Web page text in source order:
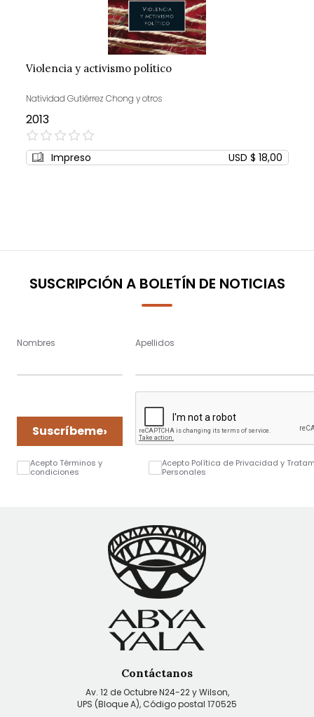
Violencia y activismo político
Natividad Gutiérrez Chong y otros
2013
0%
Impreso USD $ 18,00
SUSCRIPCIÓN A BOLETÍN DE NOTICIAS
Nombres Apellidos
Suscríbeme›
Acepto Términos y
condiciones
Acepto Política de Privacidad y
Personales
Contáctanos
Av. 12 de Octubre N24-22 y Wilson,
UPS (Bloque A), Código postal 170525